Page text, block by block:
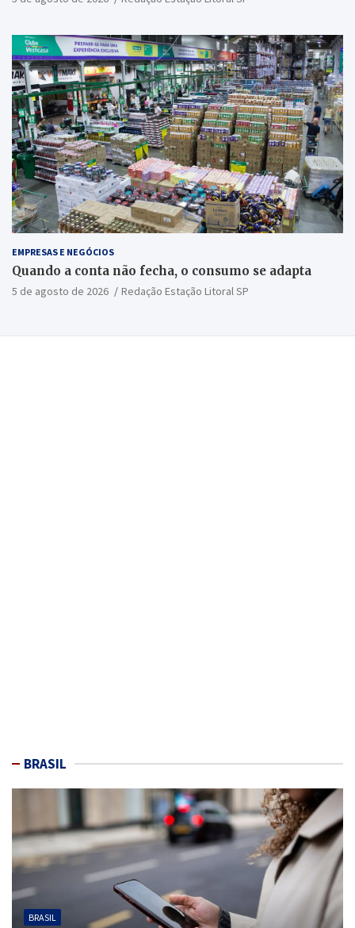
EMPRESAS E NEGÓCIOS
Quando a conta não fecha, o consumo se adapta
5 de agosto de 2026 Redação Estação Litoral SP
BRASIL
BRASIL